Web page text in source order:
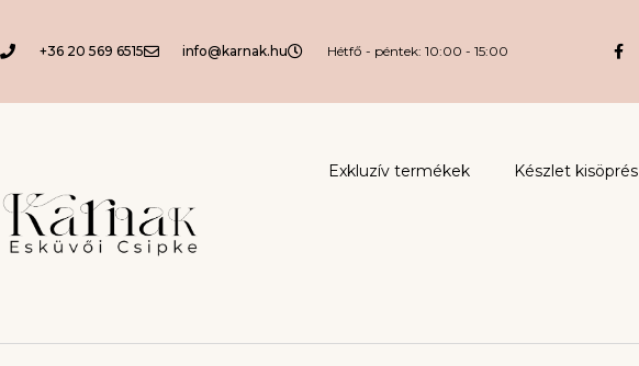
+36 20 569 6515 info@karnak.hu Hétfő - péntek: 10:00 - 15:00
Exkluzív termékek Készlet kisöprés